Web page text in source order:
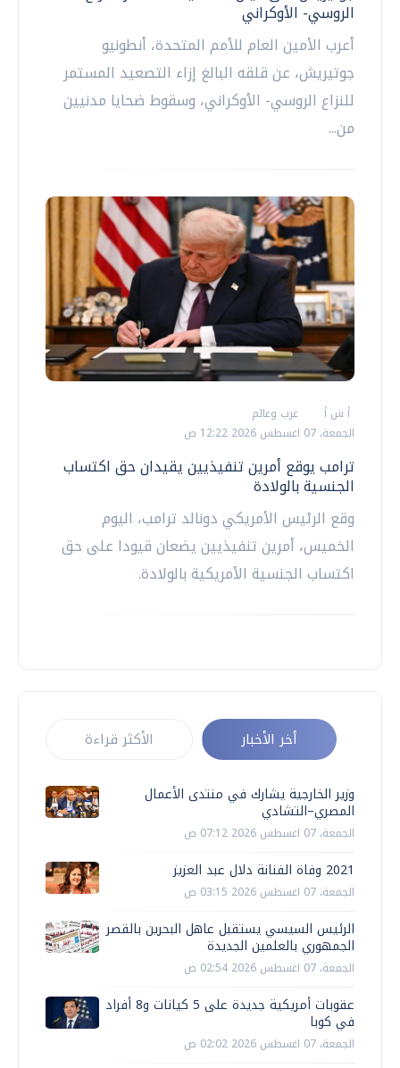
الروسي- الأوكراني
أعرب الأمين العام للأمم المتحدة، أنطونيو
جوتيريش، عن قلقه البالغ إزاء التصعيد المستمر
للنزاع الروسي- الأوكراني، وسقوط ضحايا مدنيين
من...
أ ش أ
عرب وعالم
الجمعة، 07 اغسطس 2026 12:22 ص
ترامب يوقع أمرين تنفيذيين يقيدان حق اكتساب
الجنسية بالولادة
وقع الرئيس الأمريكي دونالد ترامب، اليوم
الخميس، أمرين تنفيذيين يضعان قيودا على حق
اكتساب الجنسية الأمريكية بالولادة.
أخر الأخبار الأكثر قراءة
وزير الخارجية يشارك في منتدى الأعمال
المصري–التشادي
الجمعة، 07 اغسطس 2026 07:12 ص
2021 وفاة الفنانة دلال عبد العزيز
الجمعة، 07 اغسطس 2026 03:15 ص
الرئيس السيسي يستقبل عاهل البحرين بالقصر
الجمهوري بالعلمين الجديدة
الجمعة، 07 اغسطس 2026 02:54 ص
عقوبات أمريكية جديدة على 5 كيانات و8 أفراد
في كوبا
الجمعة، 07 اغسطس 2026 02:02 ص